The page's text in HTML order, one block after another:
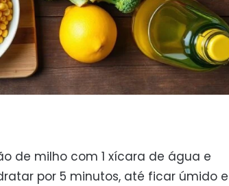
de milho com 1 xícara de água e
por 5 minutos, até ficar úmido e